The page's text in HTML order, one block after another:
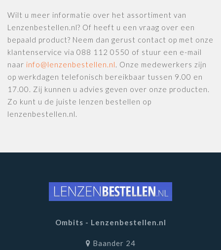
Wilt u meer informatie over het assortiment van
Lenzenbestellen.nl? Of heeft u een vraag over een
bepaald product? Neem dan gerust contact op met onze
klantenservice via 088 112 0550 of stuur een e-mail
naar info@lenzenbestellen.nl. Onze medewerkers zijn
op werkdagen telefonisch bereikbaar tussen 9.00 en
17.00. Zij kunnen u advies geven over onze producten.
Zo kunt u de juiste lenzen bestellen op
lenzenbestellen.nl.
Ombits - Lenzenbestellen.nl
Baander 24